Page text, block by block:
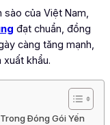
sào của Việt Nam,
đạt chuẩn, đồng
càng tăng mạnh,
khẩu.
Đóng Gói Yến